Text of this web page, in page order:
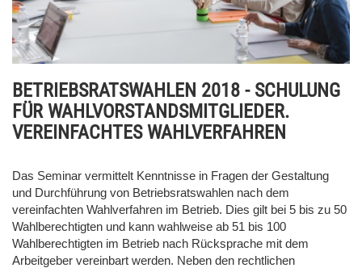
BETRIEBSRATSWAHLEN 2018 - SCHULUNG
FÜR WAHLVORSTANDSMITGLIEDER.
VEREINFACHTES WAHLVERFAHREN
Das Seminar vermittelt Kenntnisse in Fragen der Gestaltung
und Durchführung von Betriebsratswahlen nach dem
vereinfachten Wahlverfahren im Betrieb. Dies gilt bei 5 bis zu 50
Wahlberechtigten und kann wahlweise ab 51 bis 100
Wahlberechtigten im Betrieb nach Rücksprache mit dem
Arbeitgeber vereinbart werden. Neben den rechtlichen